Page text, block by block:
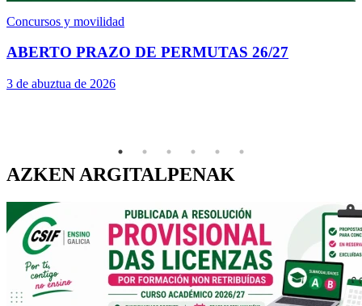
Concursos y movilidad
ABERTO PRAZO DE PERMUTAS 26/27
3 de abuztua de 2026
AZKEN ARGITALPENAK